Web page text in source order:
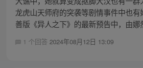
龙虎山天师府的突袭等剧情事件中也
善版《异人之下》的最新预告中，由娜
1 个回答 2024年08月12日 13:09